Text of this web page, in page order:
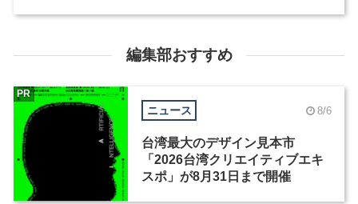
編集部おすすめ
ニュース 8/6
台湾最大のデザイン見本市
「2026台湾クリエイティブエキ
スポ」が8月31日まで開催
PR